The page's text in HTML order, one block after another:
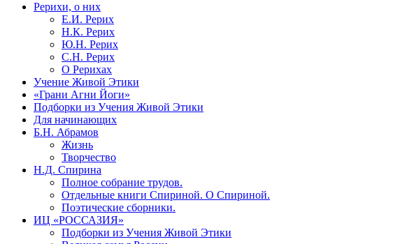
Рерихи, о них
Е.И. Рерих
Н.К. Рерих
Ю.Н. Рерих
С.Н. Рерих
О Рерихах
Учение Живой Этики
«Грани Агни Йоги»
Подборки из Учения Живой Этики
Для начинающих
Б.Н. Абрамов
Жизнь
Творчество
Н.Д. Спирина
Полное собрание трудов.
Отдельные книги Спириной. О Спириной.
Поэтические сборники.
ИЦ «РОССАЗИЯ»
Подборки из Учения Живой Этики